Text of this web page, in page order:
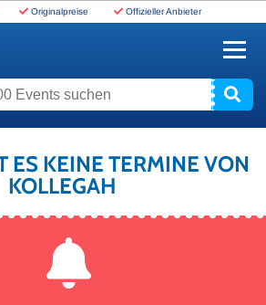
Originalpreise Offizieller Anbieter
suchen
ES KEINE TERMINE VON
KOLLEGAH